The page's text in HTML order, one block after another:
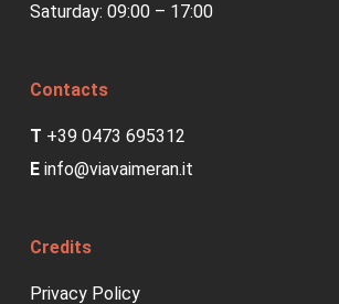
Saturday: 09:00 – 17:00
Contacts
T +39 0473 695312
E info@viavaimeran.it
Credits
Privacy Policy